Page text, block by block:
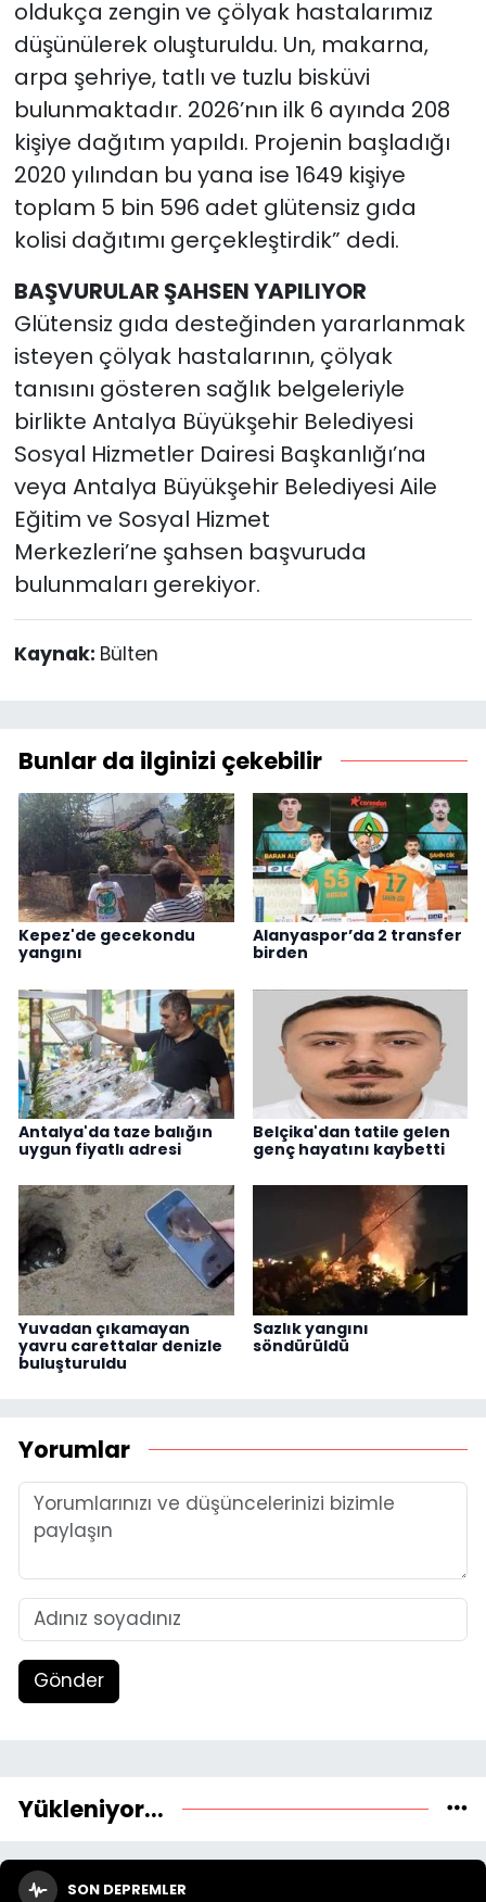
oldukça zengin ve çölyak hastalarımız
düşünülerek oluşturuldu. Un, makarna,
arpa şehriye, tatlı ve tuzlu bisküvi
bulunmaktadır. 2026’nın ilk 6 ayında 208
kişiye dağıtım yapıldı. Projenin başladığı
2020 yılından bu yana ise 1649 kişiye
toplam 5 bin 596 adet glütensiz gıda
kolisi dağıtımı gerçekleştirdik” dedi.
BAŞVURULAR ŞAHSEN YAPILIYOR
Glütensiz gıda desteğinden yararlanmak
isteyen çölyak hastalarının, çölyak
tanısını gösteren sağlık belgeleriyle
birlikte Antalya Büyükşehir Belediyesi
Sosyal Hizmetler Dairesi Başkanlığı’na
veya Antalya Büyükşehir Belediyesi Aile
Eğitim ve Sosyal Hizmet
Merkezleri’ne şahsen başvuruda
bulunmaları gerekiyor.
Kaynak: Bülten
Bunlar da ilginizi çekebilir
Kepez'de gecekondu
yangını
Alanyaspor’da 2 transfer
birden
Antalya'da taze balığın
uygun fiyatlı adresi
Belçika'dan tatile gelen
genç hayatını kaybetti
Yuvadan çıkamayan
yavru carettalar denizle
buluşturuldu
Sazlık yangını
söndürüldü
Yorumlar
Gönder
Yükleniyor...
SON DEPREMLER